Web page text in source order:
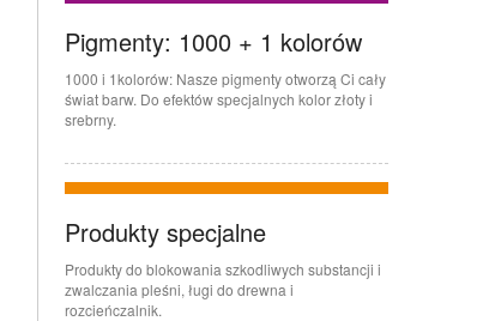
Pigmenty: 1000 + 1 kolorów
1000 i 1kolorów: Nasze pigmenty otworzą Ci cały
świat barw. Do efektów specjalnych kolor złoty i
srebrny.
Produkty specjalne
Produkty do blokowania szkodliwych substancji i
zwalczania pleśni, ługi do drewna i
rozcieńczalnik.